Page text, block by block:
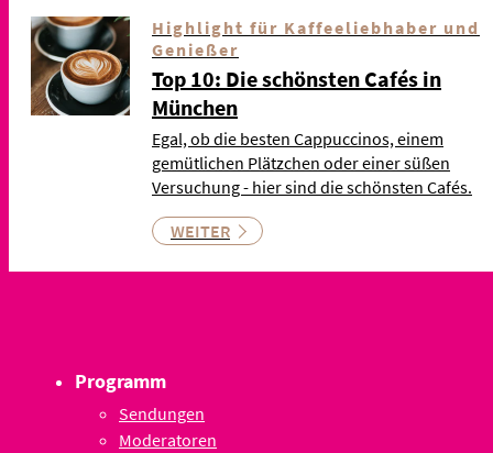
Highlight für Kaffeeliebhaber und
Genießer
Top 10: Die schönsten Cafés in
München
Egal, ob die besten Cappuccinos, einem
gemütlichen Plätzchen oder einer süßen
Versuchung - hier sind die schönsten Cafés.
WEITER
Programm
Sendungen
Moderatoren